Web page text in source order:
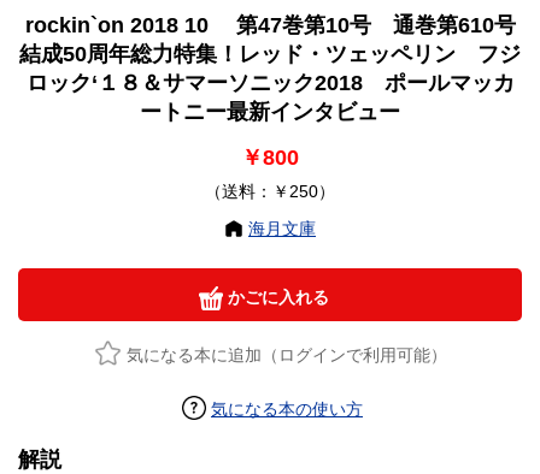
rockin`on 2018 10 第47巻第10号 通巻第610号
結成50周年総力特集！レッド・ツェッペリン フジ
ロック‘１８＆サマーソニック2018 ポールマッカ
ートニー最新インタビュー
￥800
（送料：￥250）
海月文庫
かごに入れる
気になる本に追加（ログインで利用可能）
気になる本の使い方
解説